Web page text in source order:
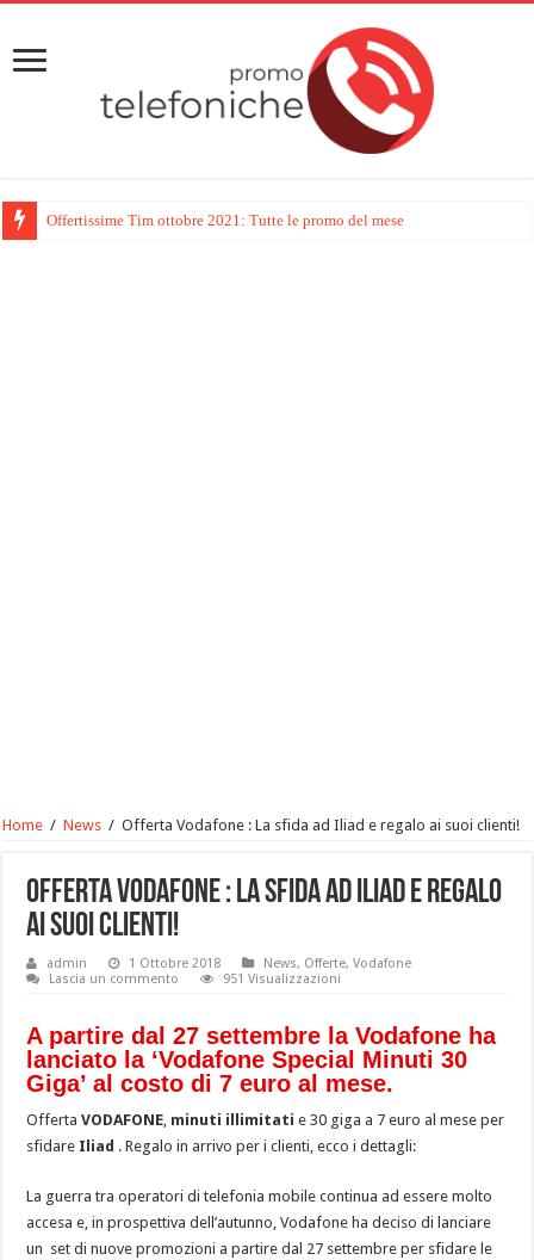
Offertissime Tim ottobre 2021: Tutte le promo del mese
Home / News / Offerta Vodafone : La sfida ad Iliad e regalo ai suoi clienti!
Offerta Vodafone : La sfida ad Iliad e regalo
ai suoi clienti!
admin 1 Ottobre 2018 News, Offerte,Vodafone
Lascia un commento
951 Visualizzazioni
A partire dal 27 settembre la Vodafone ha
lanciato la ‘Vodafone Special Minuti 30
Giga’ al costo di 7 euro al mese.
Offerta VODAFONE, minuti illimitati e 30 giga a 7 euro al mese per
sfidare Iliad . Regalo in arrivo per i clienti, ecco i dettagli:
La guerra tra operatori di telefonia mobile continua ad essere molto
accesa e, in prospettiva dell’autunno, Vodafone ha deciso di lanciare
un set di nuove promozioni a partire dal 27 settembre per sfidare le